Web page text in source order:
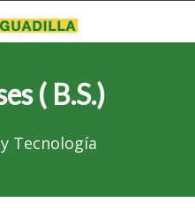
( B.S.)
Tecnología